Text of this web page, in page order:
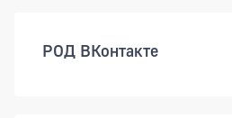
РОД ВКонтакте